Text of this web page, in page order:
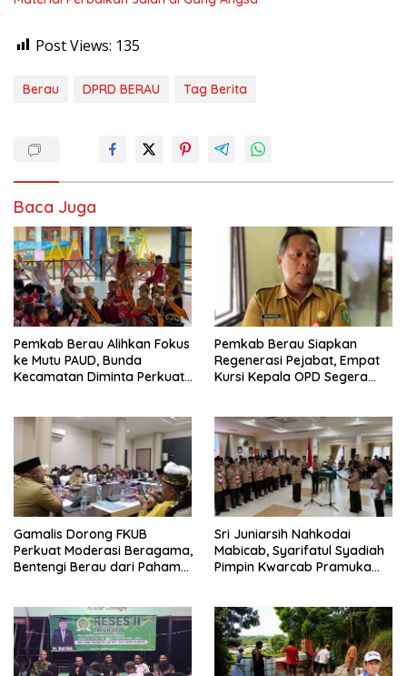
Post Views: 135
Berau DPRD BERAU Tag Berita
Baca Juga
Pemkab Berau Alihkan Fokus
ke Mutu PAUD, Bunda
Kecamatan Diminta Perkuat
Pemkab Berau Siapkan
Regenerasi Pejabat, Empat
Kursi Kepala OPD Segera
Gamalis Dorong FKUB
Perkuat Moderasi Beragama,
Bentengi Berau dari Paham
Sri Juniarsih Nahkodai
Mabicab, Syarifatul Syadiah
Pimpin Kwarcab Pramuka